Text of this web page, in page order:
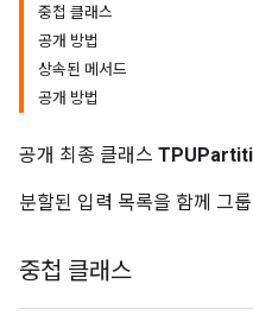
중첩 클래스
공개 방법
상속된 메서드
공개 방법
공개 최종 클래스
분할된 입력 목록을 함께 그
중첩 클래스